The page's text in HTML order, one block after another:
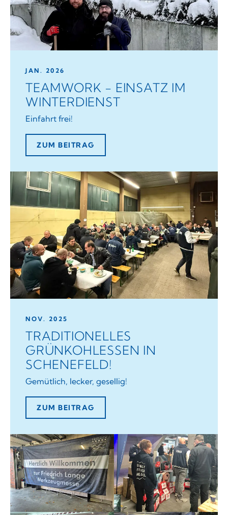
JAN. 2026
TEAMWORK - EINSATZ IM
WINTERDIENST
Einfahrt frei!
ZUM BEITRAG
NOV. 2025
TRADITIONELLES
GRÜNKOHLESSEN IN
SCHENEFELD!
Gemütlich, lecker, gesellig!
ZUM BEITRAG